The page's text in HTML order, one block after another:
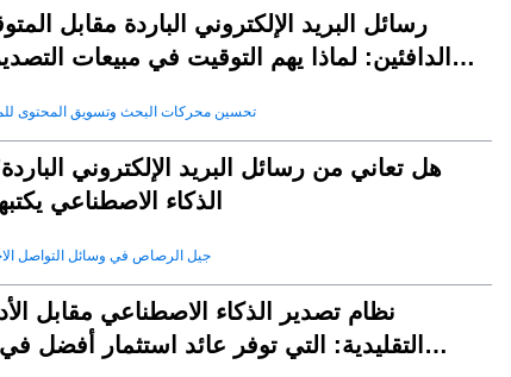
رسائل البريد الإلكتروني الباردة مقابل
الدافئين: لماذا يهم التوقيت في مبيعات
تحسين محركات البحث وتسويق المحتوى
هل تعاني من رسائل البريد الإلكتروني
الذكاء الاصطناعي
جيل الرصاص في وسائل التواصل
نظام تصدير الذكاء الاصطناعي مقابل
التقليدية: التي توفر عائد استثمار أفضل